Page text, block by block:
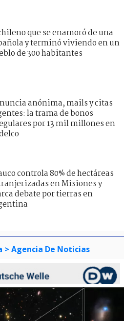
que se enamoró de una
y terminó viviendo en un
de 300 habitantes
anónima, mails y citas
la trama de bonos
por 13 mil millones en
controla 80% de hectáreas
en Misiones y
debate por tierras en
> Agencia De Noticias